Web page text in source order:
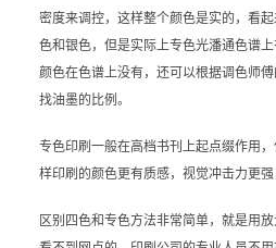
密度来调控，这样整个颜色是实的，看
色和银色，但是实际上专色光潘通色谱
颜色在色谱上没有，还可以根据调色师
找油墨的比例。
专色印刷一般在高档书刊上起点缀作用
样印刷的颜色更有质感，视觉冲击力更强
区别四色和专色方法非常简单，就是用